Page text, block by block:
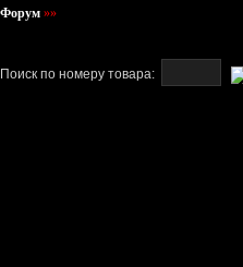
Форум »»
Поиск по номеру товара: